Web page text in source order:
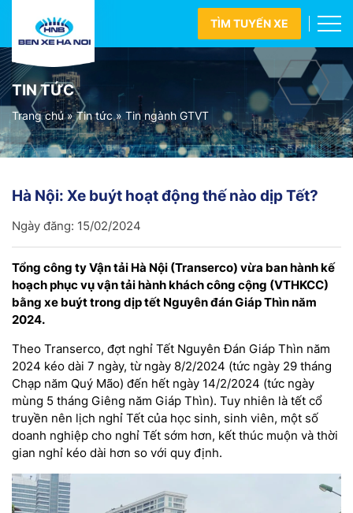
TÌM TUYẾN XE
TIN TỨC
Trang chủ » Tin tức » Tin ngành GTVT
Hà Nội: Xe buýt hoạt động thế nào dịp Tết?
Ngày đăng: 15/02/2024
Tổng công ty Vận tải Hà Nội (Transerco) vừa ban hành kế
hoạch phục vụ vận tải hành khách công cộng (VTHKCC)
bằng xe buýt trong dịp tết Nguyên đán Giáp Thìn năm
2024.
Theo Transerco, đợt nghỉ Tết Nguyên Đán Giáp Thìn năm
2024 kéo dài 7 ngày, từ ngày 8/2/2024 (tức ngày 29 tháng
Chạp năm Quý Mão) đến hết ngày 14/2/2024 (tức ngày
mùng 5 tháng Giêng năm Giáp Thìn). Tuy nhiên là tết cổ
truyền nên lịch nghỉ Tết của học sinh, sinh viên, một số
doanh nghiệp cho nghỉ Tết sớm hơn, kết thúc muộn và thời
gian nghỉ kéo dài hơn so với quy định.